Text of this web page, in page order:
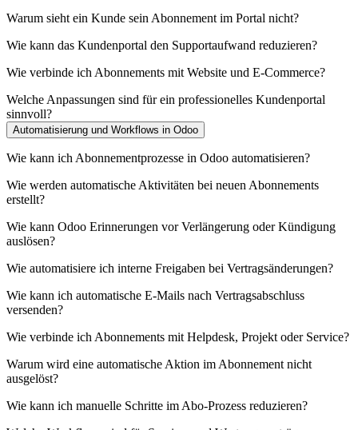
Warum sieht ein Kunde sein Abonnement im Portal nicht?
Wie kann das Kundenportal den Supportaufwand reduzieren?
Wie verbinde ich Abonnements mit Website und E-Commerce?
Welche Anpassungen sind für ein professionelles Kundenportal
sinnvoll?
Automatisierung und Workflows in Odoo
Wie kann ich Abonnementprozesse in Odoo automatisieren?
Wie werden automatische Aktivitäten bei neuen Abonnements
erstellt?
Wie kann Odoo Erinnerungen vor Verlängerung oder Kündigung
auslösen?
Wie automatisiere ich interne Freigaben bei Vertragsänderungen?
Wie kann ich automatische E-Mails nach Vertragsabschluss
versenden?
Wie verbinde ich Abonnements mit Helpdesk, Projekt oder Service?
Warum wird eine automatische Aktion im Abonnement nicht
ausgelöst?
Wie kann ich manuelle Schritte im Abo-Prozess reduzieren?